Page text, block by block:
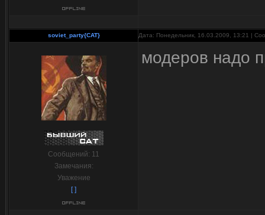
soviet_party{CAT} Дата: Понедельник, 16.03.2009, 13:21 |
Сообщений: 11
Замечания:
Уважение
[ ]
модеров надо